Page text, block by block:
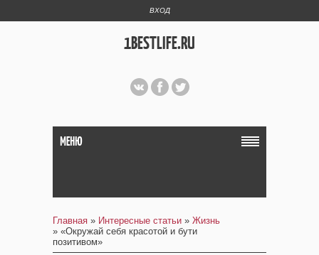
ВХОД
1BESTLIFE.RU
МЕНЮ
Главная » Интересные статьи » Жизнь
» «Окружай себя красотой и бути
позитивом»